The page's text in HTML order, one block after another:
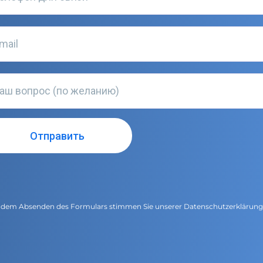
Absenden des Formulars stimmen Sie unserer Datenschutzerklärung